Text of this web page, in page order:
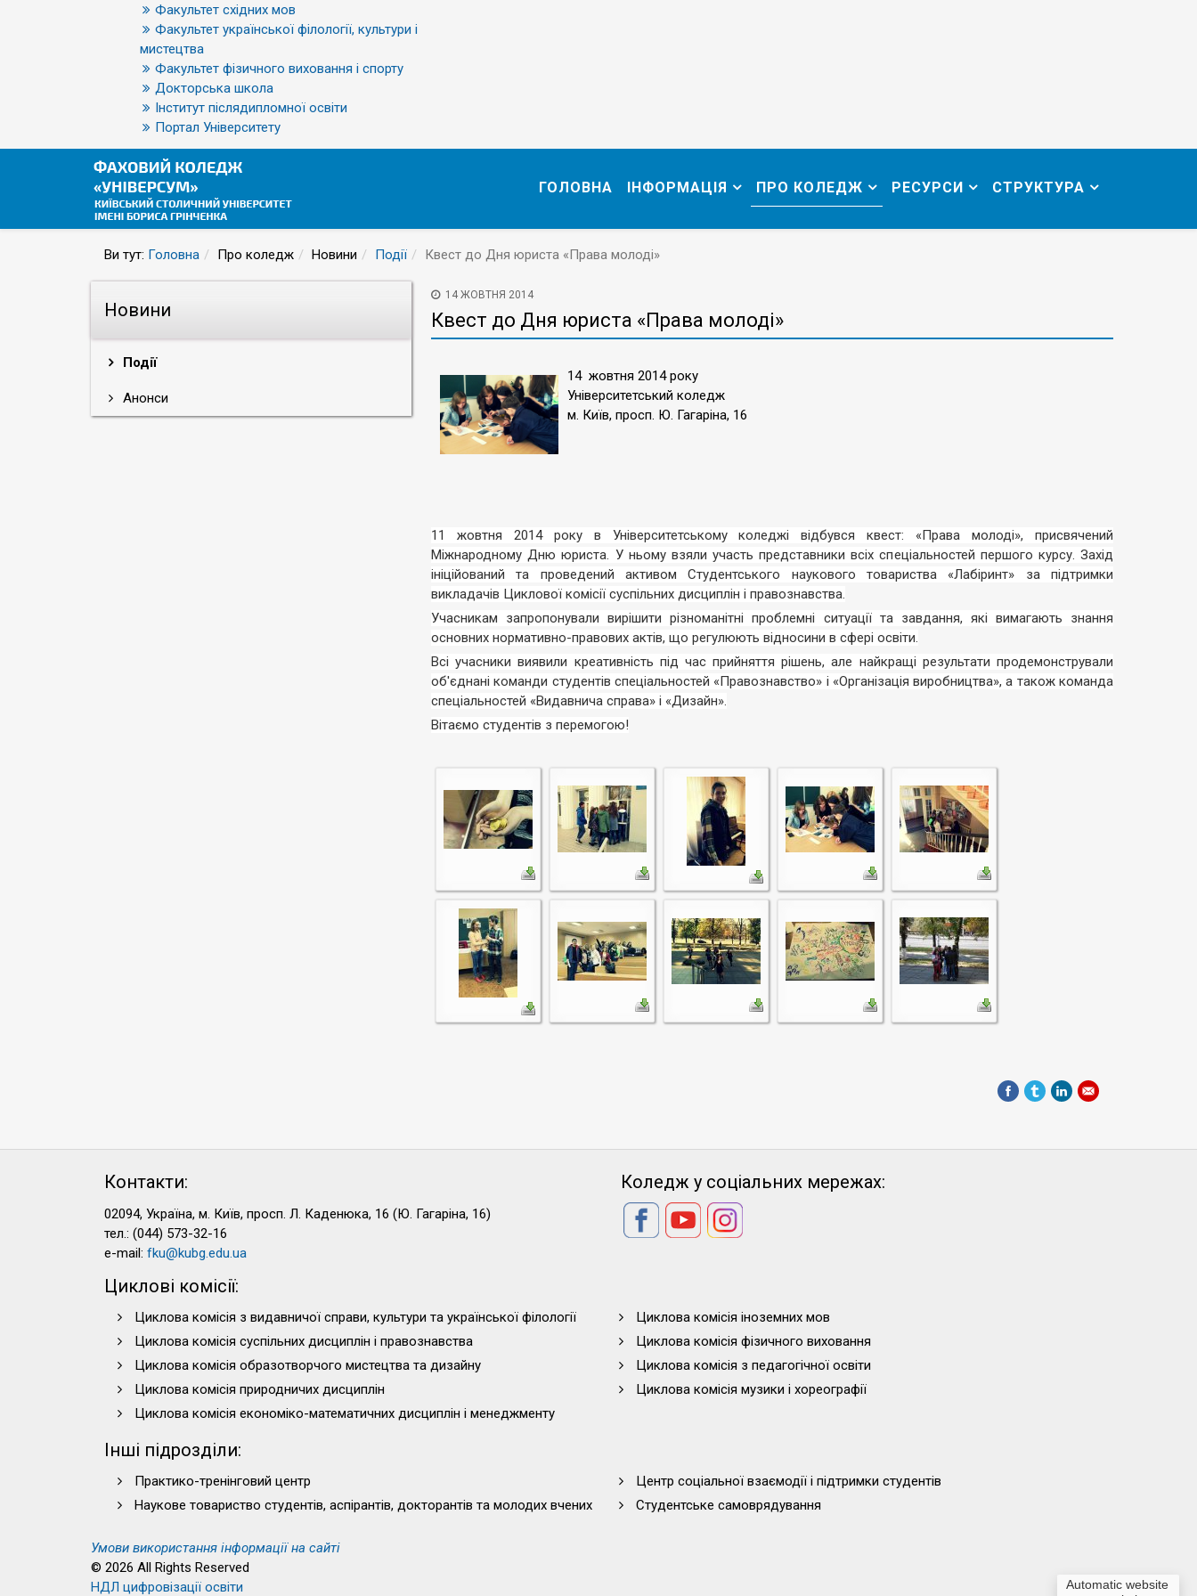
Факультет східних мов
Факультет української філології, культури і
мистецтва
Факультет фізичного виховання і спорту
Докторська школа
Інститут післядипломної освіти
Портал Університету
ГОЛОВНА ІНФОРМАЦІЯ ПРО КОЛЕДЖ РЕСУРСИ СТРУКТУРА
Ви тут: Головна Про коледж Новини Події Квест до Дня юриста «Права молоді»
Новини
Події
Анонси
14 ЖОВТНЯ 2014
Квест до Дня юриста «Права молоді»
14 жовтня 2014 року
Університетський коледж
м. Київ, просп. Ю. Гагаріна, 16
11 жовтня 2014 року в Університетському коледжі відбувся квест: «Права молоді», присвячений
Міжнародному Дню юриста. У ньому взяли участь представники всіх спеціальностей першого курсу. Захід
ініційований та проведений активом Студентського наукового товариства «Лабіринт» за підтримки
викладачів Циклової комісії суспільних дисциплін і правознавства.
Учасникам запропонували вирішити різноманітні проблемні ситуації та завдання, які вимагають знання
основних нормативно-правових актів, що регулюють відносини в сфері освіти.
Всі учасники виявили креативність під час прийняття рішень, але найкращі результати продемонстрували
об'єднані команди студентів спеціальностей «Правознавство» і «Організація виробництва», а також команда
спеціальностей «Видавнича справа» і «Дизайн».
Вітаємо студентів з перемогою!
Automatic website
Контакти:
02094, Україна, м. Київ, просп. Л. Каденюка, 16 (Ю. Гагаріна, 16)
тел.: (044) 573-32-16
e-mail: fku@kubg.edu.ua
Коледж у соціальних мережах:
Циклові комісії:
Циклова комісія з видавничої справи, культури та української філології
Циклова комісія іноземних мов
Циклова комісія суспільних дисциплін і правознавства
Циклова комісія фізичного виховання
Циклова комісія образотворчого мистецтва та дизайну
Циклова комісія з педагогічної освіти
Циклова комісія природничих дисциплін
Циклова комісія музики і хореографії
Циклова комісія економіко-математичних дисциплін і менеджменту
Інші підрозділи:
Практико-тренінговий центр
Центр соціальної взаємодії і підтримки студентів
Наукове товариство студентів, аспірантів, докторантів та молодих вчених
Студентське самоврядування
Умови використання інформації на сайті
© 2026 All Rights Reserved
НДЛ цифровізації освіти